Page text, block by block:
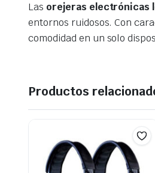
Las orejeras electrónicas
entornos ruidosos. Con
comodidad en un solo
Productos